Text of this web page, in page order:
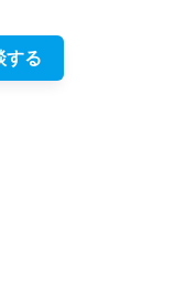
する